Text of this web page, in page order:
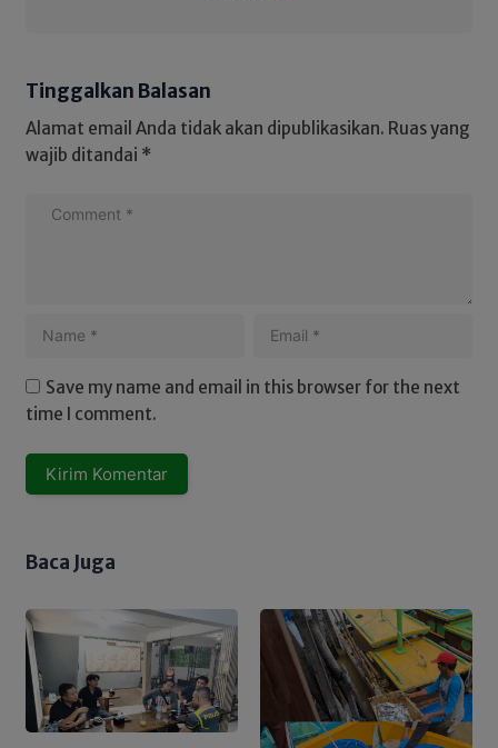
Tinggalkan Balasan
Alamat email Anda tidak akan dipublikasikan. Ruas yang
wajib ditandai *
Save my name and email in this browser for the next
time I comment.
Baca Juga